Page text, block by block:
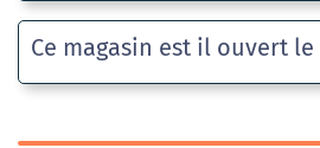
Ce magasin est il ouvert